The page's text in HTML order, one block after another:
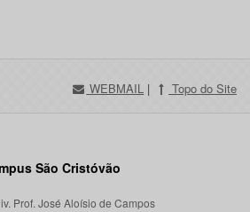
WEBMAIL | Topo do Site
São Cristóvão
Prof. José Aloísio de Campos